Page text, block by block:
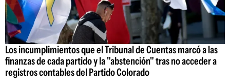
Los incumplimientos que el Tribunal de Cuentas marcó a las
finanzas de cada partido y la "abstención" tras no acceder a
registros contables del Partido Colorado